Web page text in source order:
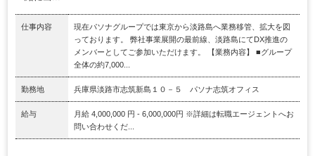
仕事内容
現在パソナグループでは東京から淡路島へ業務移管、拡大を図
っております。 弊社事業展開の最前線、淡路島にてDX推進の
メンバーとしてご参加いただけます。 【業務内容】 ■グループ
全体の約7,000...
勤務地 兵庫県淡路市志筑新島１０－５ パソナ志筑オフィス
給与
月給 4,000,000 円 - 6,000,000円 ※詳細は転職エージェントへお
問い合わせくだ...